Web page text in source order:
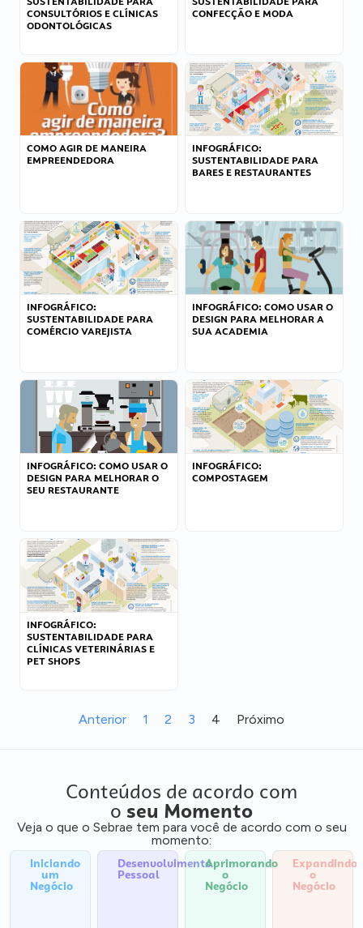
CONSULTÓRIOS E CLÍNICAS
ODONTOLÓGICAS
CONFECÇÃO E MODA
COMO AGIR DE MANEIRA
EMPREENDEDORA
INFOGRÁFICO:
SUSTENTABILIDADE PARA
BARES E RESTAURANTES
INFOGRÁFICO:
SUSTENTABILIDADE PARA
COMÉRCIO VAREJISTA
INFOGRÁFICO: COMO USAR O
DESIGN PARA MELHORAR A
SUA ACADEMIA
INFOGRÁFICO: COMO USAR O
DESIGN PARA MELHORAR O
SEU RESTAURANTE
INFOGRÁFICO:
COMPOSTAGEM
INFOGRÁFICO:
SUSTENTABILIDADE PARA
CLÍNICAS VETERINÁRIAS E
PET SHOPS
Anterior 1 2 3 4 Próximo
Conteúdos de acordo com
o seu Momento
Veja o que o Sebrae tem para você de acordo com o seu
momento:
Iniciando
um
Negócio
Desenvolvimento
Pessoal
Aprimorando
o
Negócio
Expandindo
o
Negócio